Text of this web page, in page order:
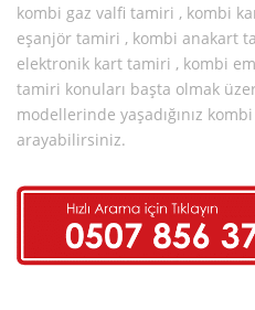
kombi gaz valfi tamiri , kombi
eşanjör tamiri , kombi anakart
elektronik kart tamiri , kombi
tamiri konuları başta olmak
modellerinde yaşadığınız
arayabilirsiniz.